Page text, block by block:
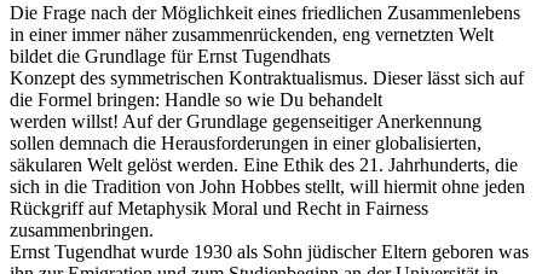
Die Frage nach der Möglichkeit eines friedlichen Zusammenlebens
in einer immer näher zusammenrückenden, eng vernetzten Welt
bildet die Grundlage für Ernst Tugendhats
Konzept des symmetrischen Kontraktualismus. Dieser lässt sich auf
die Formel bringen: Handle so wie Du behandelt
werden willst! Auf der Grundlage gegenseitiger Anerkennung
sollen demnach die Herausforderungen in einer globalisierten,
säkularen Welt gelöst werden. Eine Ethik des 21. Jahrhunderts, die
sich in die Tradition von John Hobbes stellt, will hiermit ohne jeden
Rückgriff auf Metaphysik Moral und Recht in Fairness
zusammenbringen.
Ernst Tugendhat wurde 1930 als Sohn jüdischer Eltern geboren was